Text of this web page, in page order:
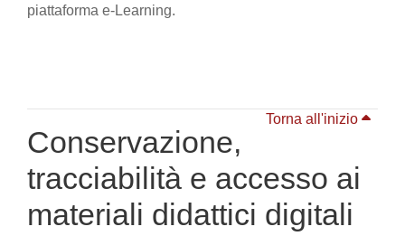
piattaforma e-Learning.
Torna all'inizio
Conservazione,
tracciabilità e accesso ai
materiali didattici digitali